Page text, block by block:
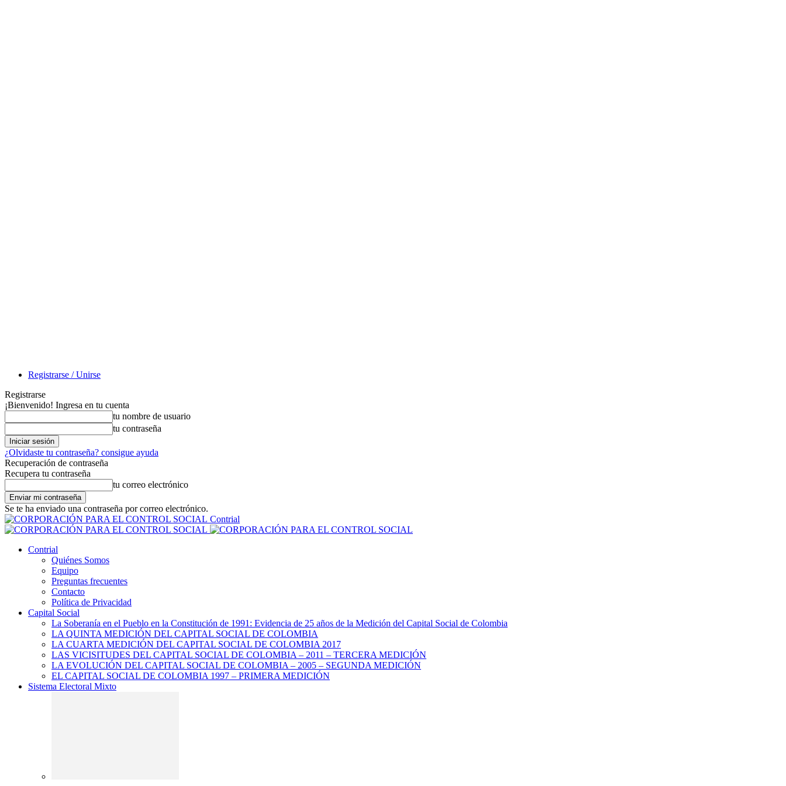
Registrarse / Unirse
Registrarse
¡Bienvenido! Ingresa en tu cuenta
tu nombre de usuario
tu contraseña
¿Olvidaste tu contraseña? consigue ayuda
Recuperación de contraseña
Recupera tu contraseña
tu correo electrónico
Se te ha enviado una contraseña por correo electrónico.
Contrial
Contrial
Quiénes Somos
Equipo
Preguntas frecuentes
Contacto
Política de Privacidad
Capital Social
La Soberanía en el Pueblo en la Constitución de 1991: Evidencia de 25 años de la Medición del Capital Social de Colombia
LA QUINTA MEDICIÓN DEL CAPITAL SOCIAL DE COLOMBIA
LA CUARTA MEDICIÓN DEL CAPITAL SOCIAL DE COLOMBIA 2017
LAS VICISITUDES DEL CAPITAL SOCIAL DE COLOMBIA – 2011 – TERCERA MEDICIÓN
LA EVOLUCIÓN DEL CAPITAL SOCIAL DE COLOMBIA – 2005 – SEGUNDA MEDICIÓN
EL CAPITAL SOCIAL DE COLOMBIA 1997 – PRIMERA MEDICIÓN
Sistema Electoral Mixto